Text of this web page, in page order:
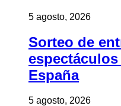
5 agosto, 2026
Sorteo de
espectáculos
España
5 agosto, 2026